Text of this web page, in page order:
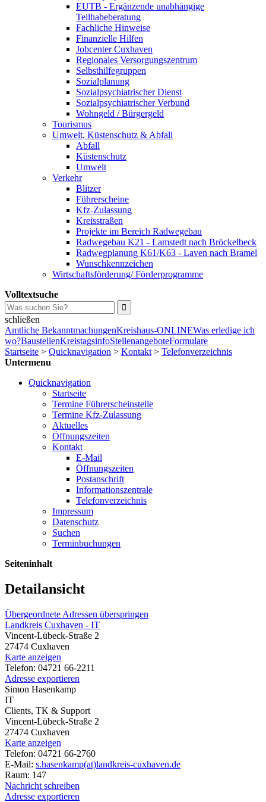
EUTB - Ergänzende unabhängige
Teilhabeberatung
Fachliche Hinweise
Finanzielle Hilfen
Jobcenter Cuxhaven
Regionales Versorgungszentrum
Selbsthilfegruppen
Sozialplanung
Sozialpsychiatrischer Dienst
Sozialpsychiatrischer Verbund
Wohngeld / Bürgergeld
Tourismus
Umwelt, Küstenschutz & Abfall
Abfall
Küstenschutz
Umwelt
Verkehr
Blitzer
Führerscheine
Kfz-Zulassung
Kreisstraßen
Projekte im Bereich Radwegebau
Radwegebau K21 - Lamstedt nach Bröckelbeck
Radwegplanung K61/K63 - Laven nach Bramel
Wunschkennzeichen
Wirtschaftsförderung/ Förderprogramme
Volltextsuche
schließen
Amtliche BekanntmachungenKreishaus-ONLINEWas erledige ich
wo?BaustellenKreistagsinfoStellenangeboteFormulare
Startseite > Quicknavigation > Kontakt > Telefonverzeichnis
Untermenu
Quicknavigation
Startseite
Termine Führerscheinstelle
Termine Kfz-Zulassung
Aktuelles
Öffnungszeiten
Kontakt
E-Mail
Öffnungszeiten
Postanschrift
Informationszentrale
Telefonverzeichnis
Impressum
Datenschutz
Suchen
Terminbuchungen
Seiteninhalt
Detailansicht
Übergeordnete Adressen überspringen
Landkreis Cuxhaven - IT
Vincent-Lübeck-Straße 2
27474 Cuxhaven
Karte anzeigen
Telefon: 04721 66-2211
Adresse exportieren
Simon Hasenkamp
IT
Clients, TK & Support
Vincent-Lübeck-Straße 2
27474 Cuxhaven
Karte anzeigen
Telefon: 04721 66-2760
E-Mail: s.hasenkamp(at)landkreis-cuxhaven.de
Raum: 147
Nachricht schreiben
Adresse exportieren